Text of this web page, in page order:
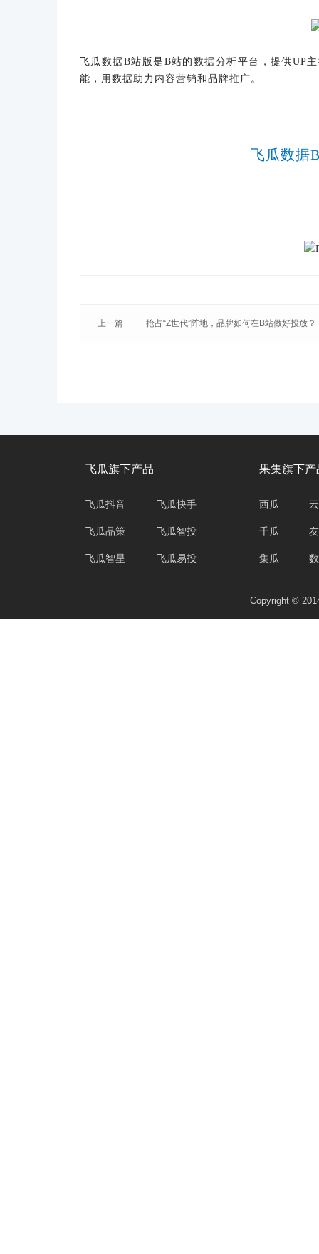
飞瓜数据B站版是B站的数据分析平台，提供UP
能，用数据助力内容营销和品牌推广。
飞瓜数据
上一篇 抢占“Z世代”阵地，品牌如何在B站做好投放？
飞瓜旗下产品
飞瓜抖音
飞瓜品策
飞瓜智星
飞瓜快手
飞瓜智投
飞瓜易投
果集旗下产
西瓜
千瓜
集瓜
Copyright ©